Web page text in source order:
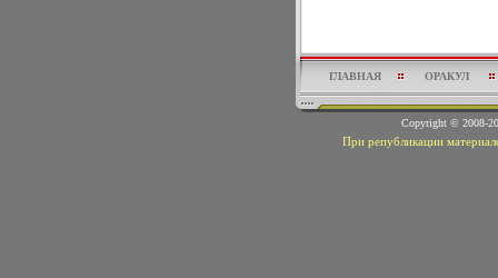
ГЛАВНАЯ ОРАКУЛ
Copyright © 2008-
При републикации